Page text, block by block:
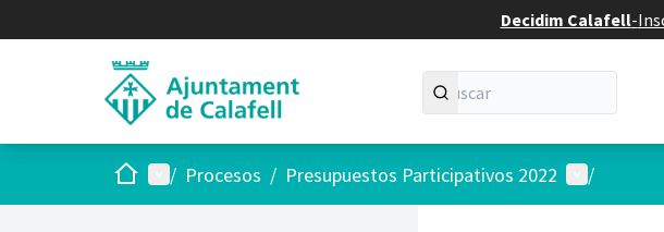
Decidim Calafell-
InicioMenú principal
/ Procesos / Presupuestos Participativos 2022 Menú de
/